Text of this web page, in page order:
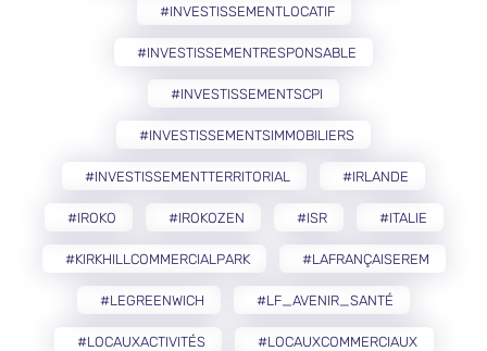
#INVESTISSEMENTLOCATIF
#INVESTISSEMENTRESPONSABLE
#INVESTISSEMENTSCPI
#INVESTISSEMENTSIMMOBILIERS
#INVESTISSEMENTTERRITORIAL #IRLANDE
#IROKO #IROKOZEN #ISR #ITALIE
#KIRKHILLCOMMERCIALPARK #LAFRANÇAISEREM
#LEGREENWICH #LF_AVENIR_SANTÉ
#LOCAUXACTIVITÉS #LOCAUXCOMMERCIAUX